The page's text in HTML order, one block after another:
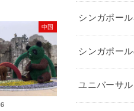
中国
シンガポー
シンガポー
ユニバーサ